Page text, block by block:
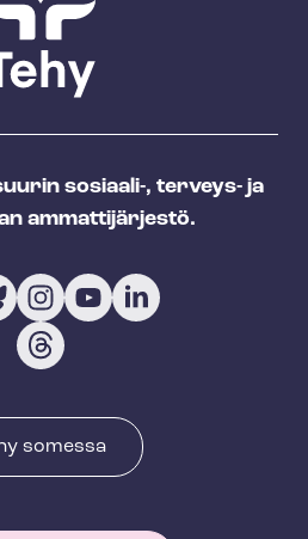
sosiaali-, terveys- ja
ammattijärjestö.
somessa